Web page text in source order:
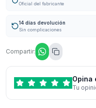
Oficial del fabricante
14 días devolución
Sin complicaciones
Compartir:
Opina
Tu